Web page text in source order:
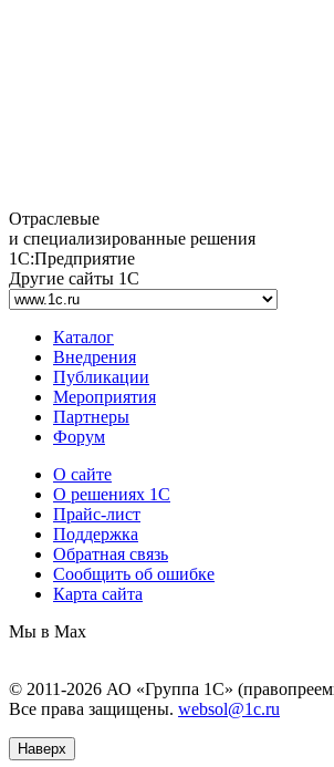
Отраслевые
и специализированные решения
1С:Предприятие
Другие сайты 1С
Каталог
Внедрения
Публикации
Мероприятия
Партнеры
Форум
О сайте
О решениях 1С
Прайс-лист
Поддержка
Обратная связь
Сообщить об ошибке
Карта сайта
Мы в Max
© 2011-2026 АО «Группа 1С»
Все права защищены. websol@1c.ru
Наверх